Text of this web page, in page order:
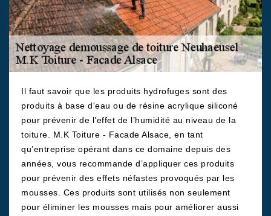
Il faut savoir que les produits hydrofuges sont des
produits à base d'eau ou de résine acrylique siliconé
pour prévenir de l’effet de l’humidité au niveau de la
toiture. M.K Toiture - Facade Alsace, en tant
qu’entreprise opérant dans ce domaine depuis des
années, vous recommande d’appliquer ces produits
pour prévenir des effets néfastes provoqués par les
mousses. Ces produits sont utilisés non seulement
pour éliminer les mousses mais pour améliorer aussi